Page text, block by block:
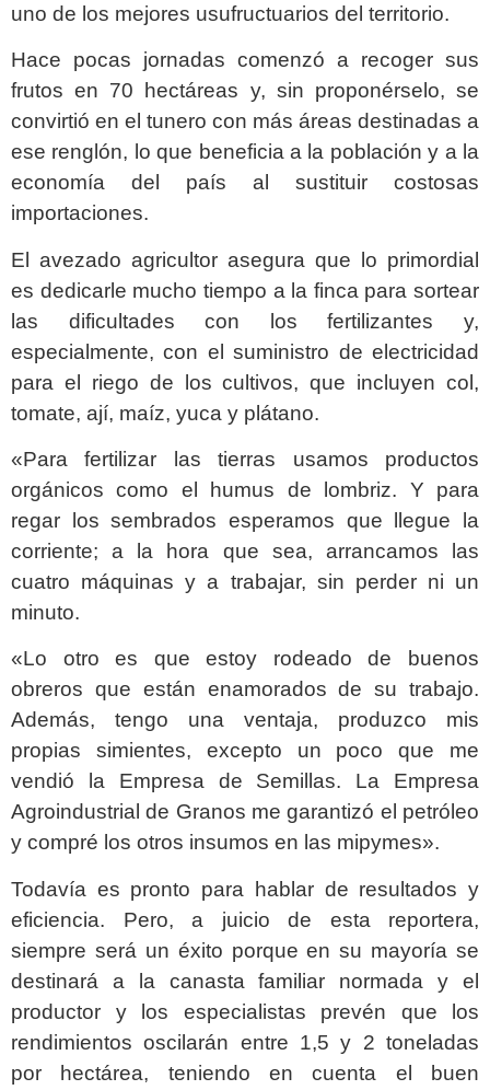
uno de los mejores usufructuarios del territorio.
Hace pocas jornadas comenzó a recoger sus
frutos en 70 hectáreas y, sin proponérselo, se
convirtió en el tunero con más áreas destinadas a
ese renglón, lo que beneficia a la población y a la
economía del país al sustituir costosas
importaciones.
El avezado agricultor asegura que lo primordial
es dedicarle mucho tiempo a la finca para sortear
las dificultades con los fertilizantes y,
especialmente, con el suministro de electricidad
para el riego de los cultivos, que incluyen col,
tomate, ají, maíz, yuca y plátano.
«Para fertilizar las tierras usamos productos
orgánicos como el humus de lombriz. Y para
regar los sembrados esperamos que llegue la
corriente; a la hora que sea, arrancamos las
cuatro máquinas y a trabajar, sin perder ni un
minuto.
«Lo otro es que estoy rodeado de buenos
obreros que están enamorados de su trabajo.
Además, tengo una ventaja, produzco mis
propias simientes, excepto un poco que me
vendió la Empresa de Semillas. La Empresa
Agroindustrial de Granos me garantizó el petróleo
y compré los otros insumos en las mipymes».
Todavía es pronto para hablar de resultados y
eficiencia. Pero, a juicio de esta reportera,
siempre será un éxito porque en su mayoría se
destinará a la canasta familiar normada y el
productor y los especialistas prevén que los
rendimientos oscilarán entre 1,5 y 2 toneladas
por hectárea, teniendo en cuenta el buen